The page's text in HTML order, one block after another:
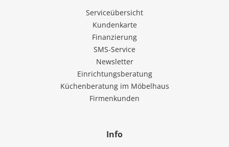
Serviceübersicht
Kundenkarte
Finanzierung
SMS-Service
Newsletter
Einrichtungsberatung
Küchenberatung im Möbelhaus
Firmenkunden
Info